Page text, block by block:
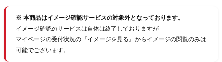
※ 本商品はイメージ確認サービスの対象外となっております。
イメージ確認のサービスは自体は終了しておりますが
マイページの受付状況の『イメージを見る』からイメージの閲覧のみは
可能でございます。